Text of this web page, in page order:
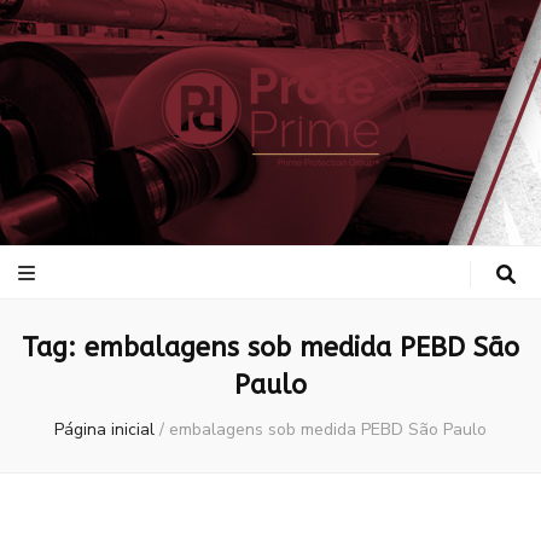
ProtePrime
Blog
Tag: embalagens sob medida PEBD São
Paulo
Página inicial / embalagens sob medida PEBD São Paulo